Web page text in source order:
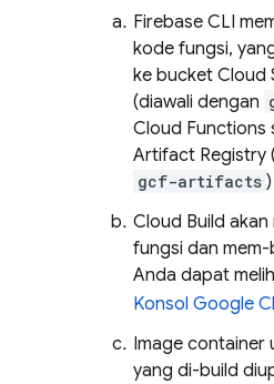
Firebase CLI
kode fungsi,
ke bucket Cloud
(diawali dengan
Cloud Functions
Artifact Registry
gcf-artifacts
Cloud Build akan
fungsi dan
Anda dapat
Konsol Google
Image container
yang di-build